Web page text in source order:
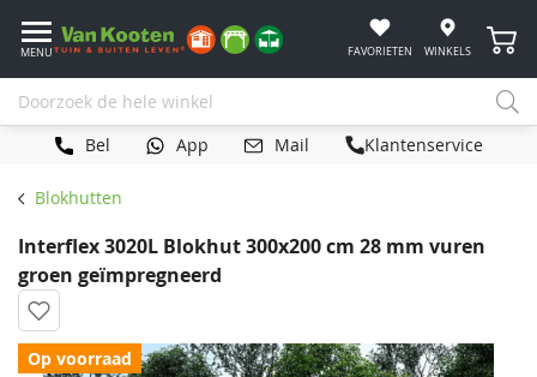
MENU FAVORIETEN WINKELS
Bel App Mail Klantenservice
Blokhutten
Interflex 3020L Blokhut 300x200 cm 28 mm vuren
groen geïmpregneerd
Op voorraad